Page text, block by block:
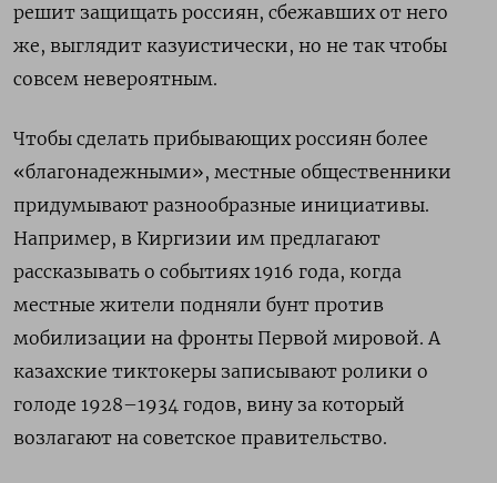
решит защищать россиян, сбежавших от него
же, выглядит казуистически, но не так чтобы
совсем невероятным.
Чтобы сделать прибывающих россиян более
«благонадежными», местные общественники
придумывают разнообразные инициативы.
Например, в Киргизии им предлагают
рассказывать о событиях 1916 года, когда
местные жители подняли бунт против
мобилизации на фронты Первой мировой. А
казахские тиктокеры записывают ролики о
голоде 1928–1934 годов, вину за который
возлагают на советское правительство.